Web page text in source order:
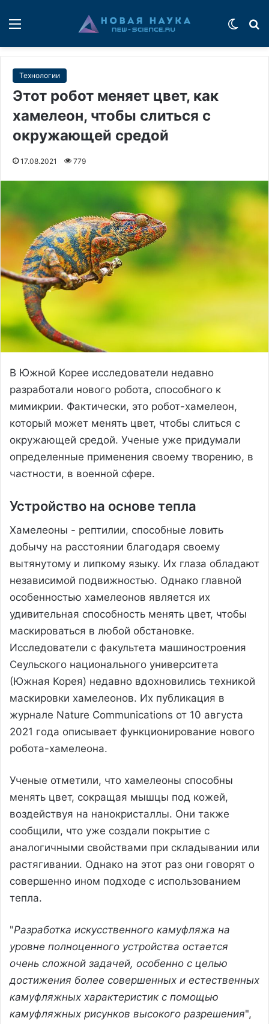
Технологии
Этот робот меняет цвет, как
хамелеон, чтобы слиться с
окружающей средой
17.08.2021 779
В Южной Корее исследователи недавно
разработали нового робота, способного к
мимикрии. Фактически, это робот-хамелеон,
который может менять цвет, чтобы слиться с
окружающей средой. Ученые уже придумали
определенные применения своему творению, в
частности, в военной сфере.
Устройство на основе тепла
Хамелеоны - рептилии, способные ловить
добычу на расстоянии благодаря своему
вытянутому и липкому языку. Их глаза обладают
независимой подвижностью. Однако главной
особенностью хамелеонов является их
удивительная способность менять цвет, чтобы
маскироваться в любой обстановке.
Исследователи с факультета машиностроения
Сеульского национального университета
(Южная Корея) недавно вдохновились техникой
маскировки хамелеонов. Их публикация в
журнале Nature Communications от 10 августа
2021 года описывает функционирование нового
робота-хамелеона.
Ученые отметили, что хамелеоны способны
менять цвет, сокращая мышцы под кожей,
воздействуя на нанокристаллы. Они также
сообщили, что уже создали покрытие с
аналогичными свойствами при складывании или
растягивании. Однако на этот раз они говорят о
совершенно ином подходе с использованием
тепла.
"Разработка искусственного камуфляжа на
уровне полноценного устройства остается
очень сложной задачей, особенно с целью
достижения более совершенных и естественных
камуфляжных характеристик с помощью
камуфляжных рисунков высокого разрешения",